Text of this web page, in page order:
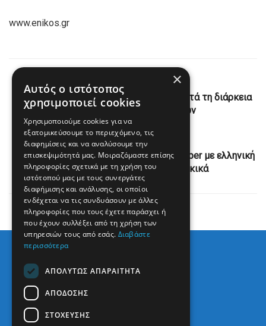
www.enikos.gr
Επικό βίντεο: Νύφη ψάρεψε καρχαρία κατά τη διάρκεια
των γαμήλιων φωτογραφιών
Next Post
Η Βουλγαρία παρέλαβε το πρώτο F-16 Viper με ελληνική
άτρακτο – «Πέταξαν» τα τουρκικά
×
Αυτός ο ιστότοπος
χρησιμοποιεί cookies
Χρησιμοποιούμε cookies για να
εξατομικεύσουμε το περιεχόμενο, τις
διαφημίσεις και να αναλύσουμε την
επισκεψιμότητά μας. Μοιραζόμαστε επίσης
πληροφορίες σχετικά με τη χρήση του
ιστότοπού μας με τους συνεργάτες
διαφήμισης και ανάλυσης, οι οποίοι
ενδέχεται να τις συνδυάσουν με άλλες
πληροφορίες που τους έχετε παράσχει ή
που έχουν συλλέξει από τη χρήση των
υπηρεσιών τους από εσάς. Διαβάστε
περισσότερα
ΑΠΟΛΎΤΩΣ ΑΠΑΡΑΊΤΗΤΑ
ΑΠΌΔΟΣΗΣ
ΣΤΌΧΕΥΣΗΣ